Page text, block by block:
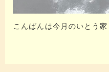
こんばんは今月のいとう